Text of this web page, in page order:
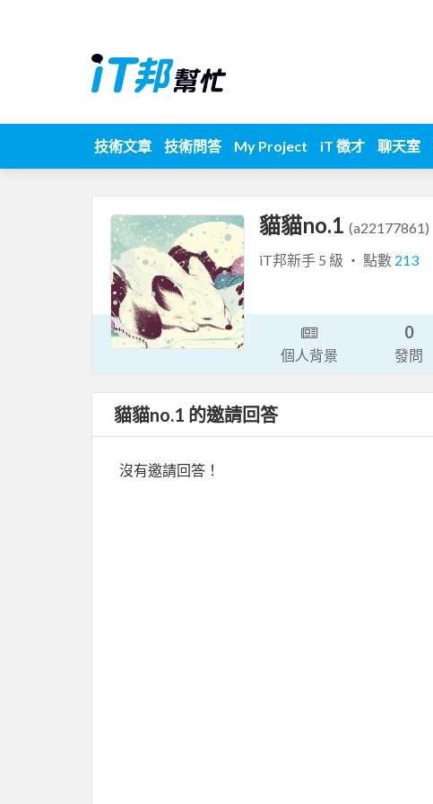
技術文章 技術問答 My Project iT 徵才 聊天室
貓貓no.1 (a22177861)
iT邦新手 5 級 ‧ 點數 213
個人背景
0
發問
貓貓no.1 的邀請回答
沒有邀請回答！